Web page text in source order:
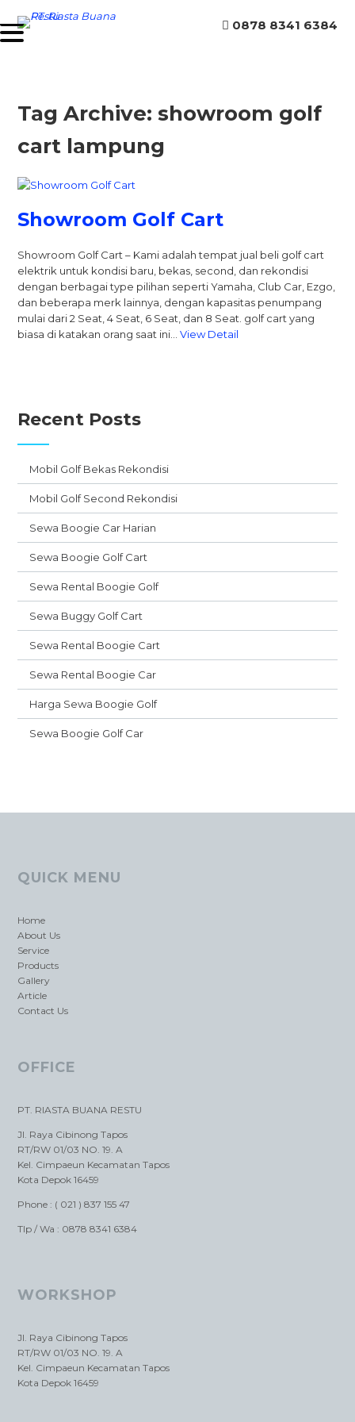
0878 8341 6384
Tag Archive: showroom golf
cart lampung
Showroom Golf Cart
Showroom Golf Cart – Kami adalah tempat jual beli golf cart
elektrik untuk kondisi baru, bekas, second, dan rekondisi
dengan berbagai type pilihan seperti Yamaha, Club Car, Ezgo,
dan beberapa merk lainnya, dengan kapasitas penumpang
mulai dari 2 Seat, 4 Seat, 6 Seat, dan 8 Seat. golf cart yang
biasa di katakan orang saat ini…View Detail
Recent Posts
Mobil Golf Bekas Rekondisi
Mobil Golf Second Rekondisi
Sewa Boogie Car Harian
Sewa Boogie Golf Cart
Sewa Rental Boogie Golf
Sewa Buggy Golf Cart
Sewa Rental Boogie Cart
Sewa Rental Boogie Car
Harga Sewa Boogie Golf
Sewa Boogie Golf Car
QUICK MENU
Home
About Us
Service
Products
Gallery
Article
Contact Us
OFFICE
PT. RIASTA BUANA RESTU
Jl. Raya Cibinong Tapos
RT/RW 01/03 NO. 19. A
Kel. Cimpaeun Kecamatan Tapos
Kota Depok 16459
Phone : ( 021 ) 837 155 47
Tlp / Wa : 0878 8341 6384
WORKSHOP
Jl. Raya Cibinong Tapos
RT/RW 01/03 NO. 19. A
Kel. Cimpaeun Kecamatan Tapos
Kota Depok 16459